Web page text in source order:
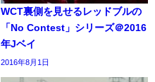
WCT裏側を見せるレッドブルの
「No Contest」シリーズ＠2016
年Jベイ
2016年8月1日